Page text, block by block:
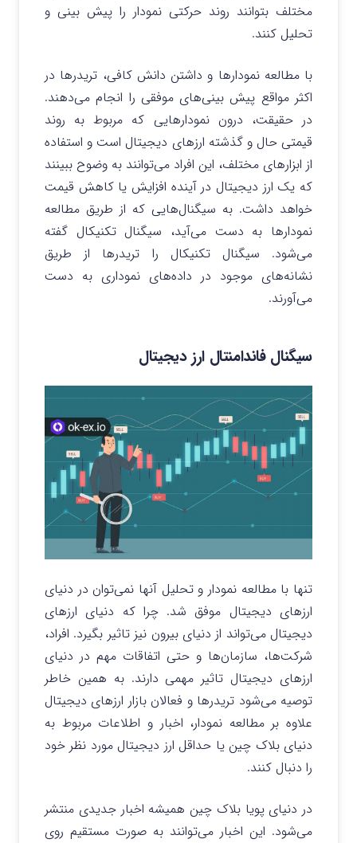
مختلف بتوانند روند حرکتی نمودار را پیش بینی و
تحلیل کنند.
با مطالعه نمودارها و داشتن دانش کافی، تریدرها در
اکثر مواقع پیش بینی‌های موفقی را انجام می‌دهند.
در حقیقت، درون نمودارهایی که مربوط به روند
قیمتی حال و گذشته ارزهای دیجیتال است و استفاده
از ابزارهای مختلف، این افراد می‌توانند به وضوح ببینند
که یک ارز دیجیتال در آینده افزایش یا کاهش قیمت
خواهد داشت. به سیگنال‌هایی که از طریق مطالعه
نمودارها به دست می‌آید، سیگنال تکنیکال گفته
می‌شود. سیگنال تکنیکال را تریدرها از طریق
نشانه‌های موجود در داده‌های نموداری به دست
می‌آورند.
سیگنال فاندامنتال ارز دیجیتال
تنها با مطالعه نمودار و تحلیل آنها نمی‌توان در دنیای
ارزهای دیجیتال موفق شد. چرا که دنیای ارزهای
دیجیتال می‌تواند از دنیای بیرون نیز تاثیر بگیرد. افراد،
شرکت‌ها، سازمان‌ها و حتی اتفاقات مهم در دنیای
ارزهای دیجیتال تاثیر مهمی دارند. به همین خاطر
توصیه می‌شود تریدرها و فعالان بازار ارزهای دیجیتال
علاوه بر مطالعه نمودار، اخبار و اطلاعات مربوط به
دنیای بلاک چین یا حداقل ارز دیجیتال مورد نظر خود
را دنبال کنند.
در دنیای پویا بلاک چین همیشه اخبار جدیدی منتشر
می‌شود. این اخبار می‌توانند به صورت مستقیم روی